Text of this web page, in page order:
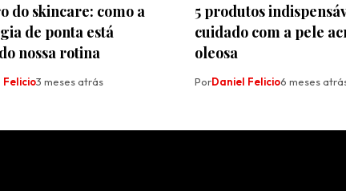
do skincare: como a
de ponta está
nossa rotina
Felicio3 meses atrás
5 produtos
cuidado com a pele
oleosa
PorDaniel Felicio6 meses